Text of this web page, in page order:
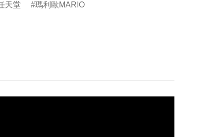
天堂
瑪利歐MARIO